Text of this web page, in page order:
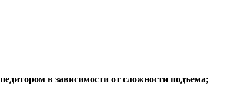
в зависимости от сложности подъема;